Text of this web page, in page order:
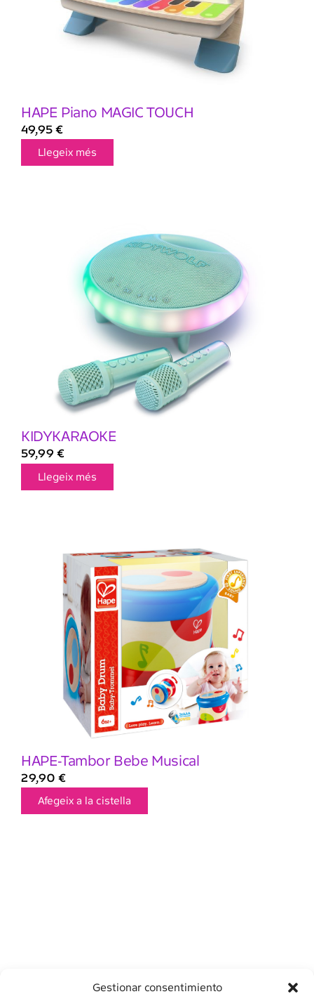
Gestionar consentimiento
HAPE Piano MAGIC TOUCH
49,95 €
Llegeix més
KIDYKARAOKE
59,99 €
Llegeix més
HAPE-Tambor Bebe Musical
29,90 €
Afegeix a la cistella